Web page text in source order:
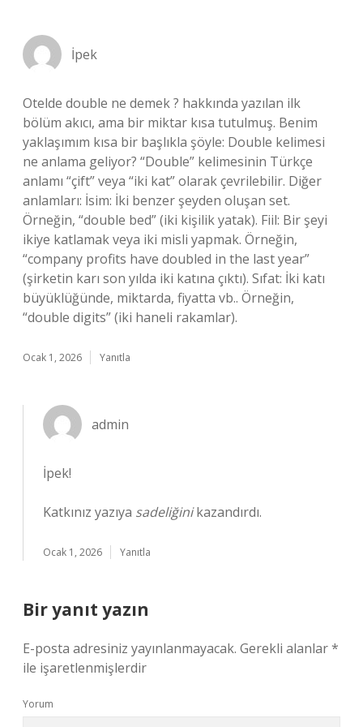
İpek
Otelde double ne demek ? hakkında yazılan ilk
bölüm akıcı, ama bir miktar kısa tutulmuş. Benim
yaklaşımım kısa bir başlıkla şöyle: Double kelimesi
ne anlama geliyor? “Double” kelimesinin Türkçe
anlamı “çift” veya “iki kat” olarak çevrilebilir. Diğer
anlamları: İsim: İki benzer şeyden oluşan set.
Örneğin, “double bed” (iki kişilik yatak). Fiil: Bir şeyi
ikiye katlamak veya iki misli yapmak. Örneğin,
“company profits have doubled in the last year”
(şirketin karı son yılda iki katına çıktı). Sıfat: İki katı
büyüklüğünde, miktarda, fiyatta vb.. Örneğin,
“double digits” (iki haneli rakamlar).
Ocak 1, 2026 Yanıtla
admin
İpek!
Katkınız yazıya sadeliğinikazandırdı.
Ocak 1, 2026 Yanıtla
Bir yanıt yazın
E-posta adresiniz yayınlanmayacak. Gerekli alanlar*
ile işaretlenmişlerdir
Yorum